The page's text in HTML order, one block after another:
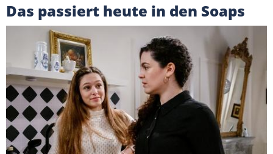
Das passiert heute in den Soaps